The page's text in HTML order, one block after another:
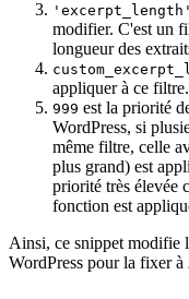
'excerpt_length'
modifier. C'est un
longueur des
appliquer à ce filtre.
999 est la priorité
WordPress, si
même filtre, celle
plus grand) est
priorité très élevée
fonction est
Ainsi, ce snippet modifie
WordPress pour la fixer à